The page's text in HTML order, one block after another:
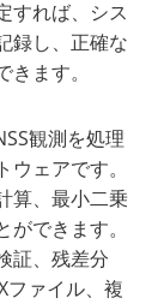
すれば、シス
録し、正確な
ます。
観測を処理
ェアです。
算、最小二乗
できます。
証、残差分
ファイル、複